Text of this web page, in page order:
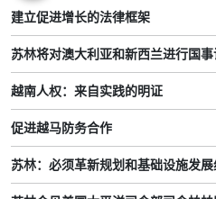
建立促进增长的法律框架
苏林将对澳大利亚和新西兰进行国事
越南人权：来自实践的明证
促进越马防务合作
苏林：必须革新规划和基础设施发